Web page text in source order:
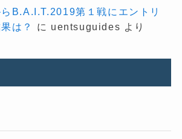
B.A.I.T.2019第１戦にエントリ
は？
に uentsuguides より